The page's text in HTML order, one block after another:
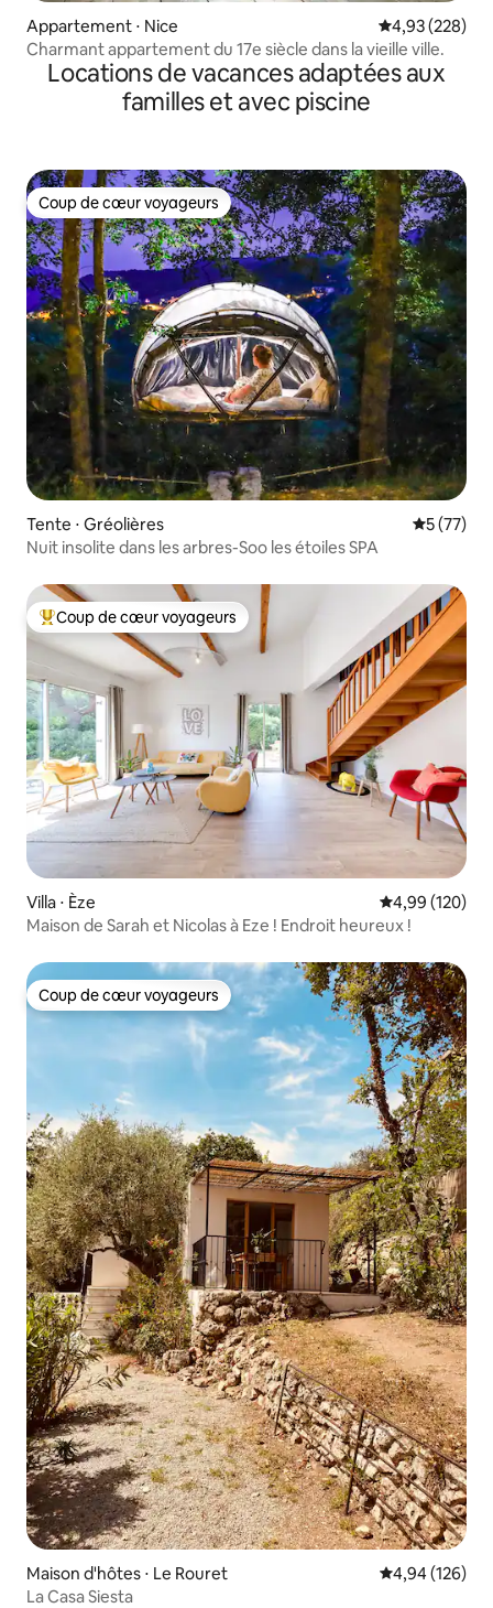
Appartement ⋅ Nice Évaluation
4,93 (228)
Charmant appartement du 17e siècle dans la vieille ville.
Locations de vacances adaptées aux
familles et avec piscine
Coup de cœur voyageurs
Coup de cœur voyageurs
Tente ⋅ Gréolières
5 (77)
Nuit insolite dans les arbres-Soo les étoiles SPA
Coups de cœur voyageurs les plus appréciés
Coup de cœur voyageurs
Villa ⋅ Èze Évaluation
4,99 (120)
Maison de Sarah et Nicolas à Eze ! Endroit heureux !
Coup de cœur voyageurs
Coup de cœur voyageurs
Maison d'hôtes ⋅ Le Rouret Évaluation
4,94 (126)
La Casa Siesta